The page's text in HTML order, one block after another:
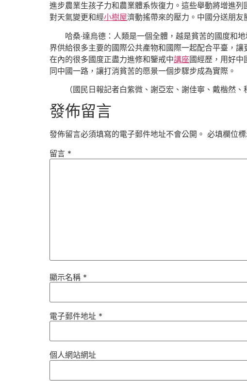
進步農業生孩子力和農業體系恢復力。這些舉動將增進
對天氣變更和經小樹屋濟動搖帶來的壓力。中國分送朋
哈桑·達烏德：人類是一個全體，越是貧苦的國度和
界供給很多主要的國際公共產物和國際一起配合平臺，讓
在內的很多國度正盡力進修和鑒戒中講座國經歷，用好中
同中國一路，讓打消貧苦的愿景一個步驟步成為實際。
（國民日報記者白紫微、謝亞宏、謝佳寧、戴楷然、
發佈留言
發佈留言必須填寫的電子郵件地址不會公開。 必填欄位
留言 *
顯示名稱 *
電子郵件地址 *
個人網站網址